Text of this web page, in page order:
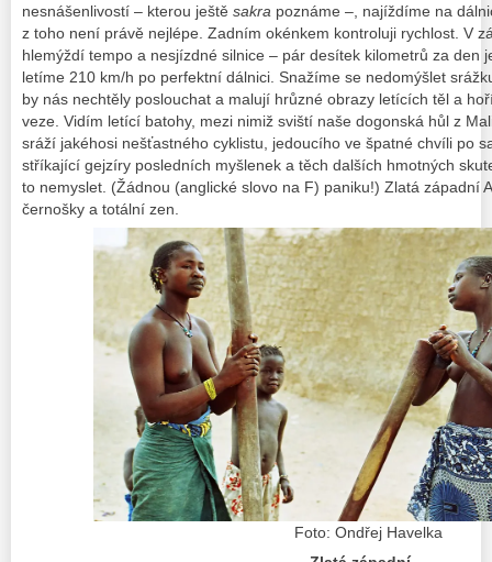
nesnášenlivostí – kterou ještě sakra poznáme –, najíždíme na
z toho není právě nejlépe. Zadním okénkem kontroluji rychlost. V
hlemýždí tempo a nesjízdné silnice – pár desítek kilometrů za den
letíme 210 km/h po perfektní dálnici. Snažíme se nedomýšlet
by nás nechtěly poslouchat a malují hrůzné obrazy letících těl a
veze. Vidím letící batohy, mezi nimiž sviští naše dogonská hůl z
sráží jakéhosi nešťastného cyklistu, jedoucího ve špatné chvíli po
stříkající gejzíry posledních myšlenek a těch dalších hmotných
to nemyslet. (Žádnou (anglické slovo na F) paniku!) Zlatá západní
černošky a totální zen.
Foto: Ondřej Havelka